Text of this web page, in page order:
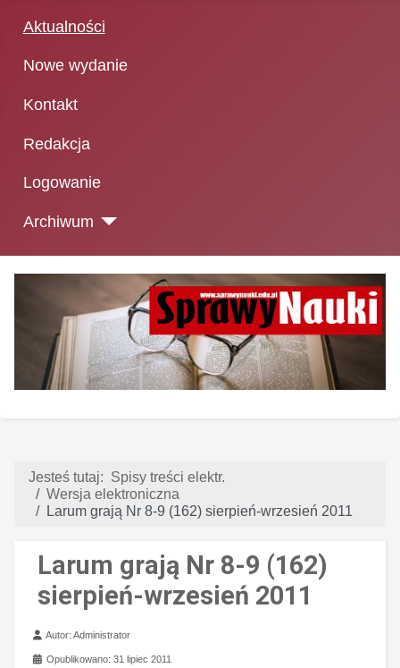
Aktualności
Nowe wydanie
Kontakt
Redakcja
Logowanie
Archiwum
Jesteś tutaj: Spisy treści elektr.
Wersja elektroniczna
Larum grają Nr 8-9 (162) sierpień-wrzesień 2011
Larum grają Nr 8-9 (162)
sierpień-wrzesień 2011
Szczegóły
Autor:Administrator
Opublikowano: 31 lipiec 2011